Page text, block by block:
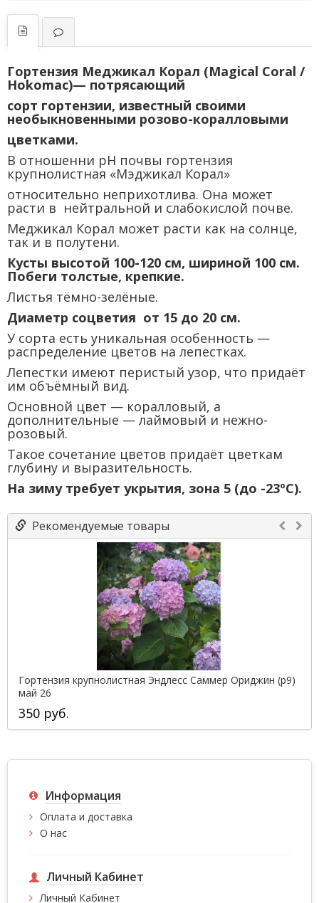
Гортензия Меджикал Корал (Magical Coral /
Hokomac)— потрясающий
сорт гортензии, известный своими
необыкновенными розово-коралловыми
цветками.
В отношенни pH почвы гортензия
крупнолистная «Мэджикал Корал»
относительно неприхотлива. Она может
расти в нейтральной и слабокислой почве.
Меджикал Корал может расти как на солнце,
так и в полутени.
Кусты высотой 100-120 см, шириной 100 см.
Побеги толстые, крепкие.
Листья тёмно-зелёные.
Диаметр соцветия от 15 до 20 см.
У сорта есть уникальная особенность —
распределение цветов на лепестках.
Лепестки имеют перистый узор, что придаёт
им объёмный вид.
Основной цвет — коралловый, а
дополнительные — лаймовый и нежно-
розовый.
Такое сочетание цветов придаёт цветкам
глубину и выразительность.
На зиму требует укрытия, зона 5 (до -23ºС).
Рекомендуемые товары
Гортензия крупнолистная Эндлесс Саммер Ориджин (р9)
май 26
350 руб.
Информация
Оплата и доставка
О нас
Личный Кабинет
Личный Кабинет